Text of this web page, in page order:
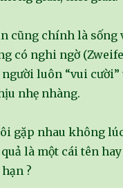
cũng chính là sống
có nghi ngờ
người luôn “vui
nhẹ nhàng.
gặp nhau không
là một cái tên
?